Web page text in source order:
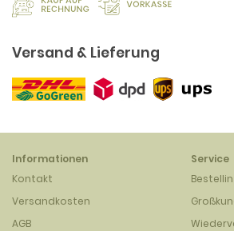
Versand & Lieferung
Informationen
Kontakt
Versandkosten
AGB
Service